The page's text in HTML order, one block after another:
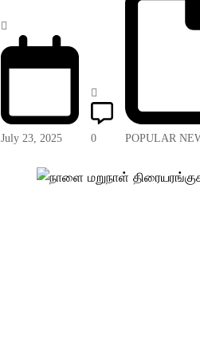
July 23, 2025 0 POPULAR